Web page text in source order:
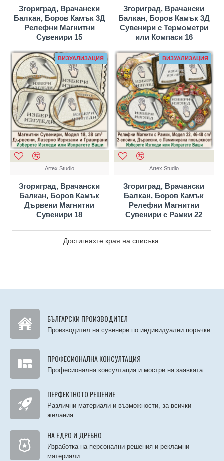
Згориград, Врачански
Балкан, Боров Камък 3Д
Релефни Магнитни
Сувенири 15
Згориград, Врачански
Балкан, Боров Камък 3Д
Сувенири с Термометри
или Компаси 16
ВИЗУАЛИЗАЦИЯ
Artex Studio
Згориград, Врачански
Балкан, Боров Камък
Дървени Магнитни
Сувенири 18
ВИЗУАЛИЗАЦИЯ
Artex Studio
Згориград, Врачански
Балкан, Боров Камък
Релефни Магнитни
Сувенири с Рамки 22
Достигнахте края на списъка.
БЪЛГАРСКИ ПРОИЗВОДИТЕЛ
Производител на сувенири по индивидуални поръчки.
ПРОФЕСИОНАЛНА КОНСУЛТАЦИЯ
Професионална консултация и мостри на заявката.
ПЕРФЕКТНОТО РЕШЕНИЕ
Различни материали и възможности, за всички
желания.
НА ЕДРО И ДРЕБНО
Изработка на персонални решения и рекламни
материали.